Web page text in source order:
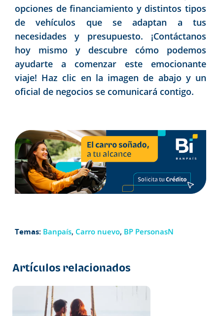
opciones de financiamiento y distintos tipos
de vehículos que se adaptan a tus
necesidades y presupuesto. ¡Contáctanos
hoy mismo y descubre cómo podemos
ayudarte a comenzar este emocionante
viaje! Haz clic en la imagen de abajo y un
oficial de negocios se comunicará contigo.
Temas: Banpaís, Carro nuevo, BP PersonasN
Artículos relacionados